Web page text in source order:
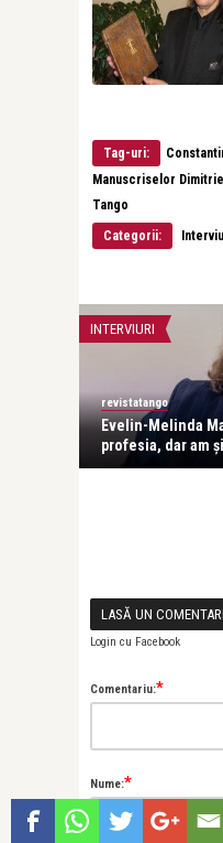
Tag-uri:
Manuscriselor
Tango
Categorii:
INTERVIURI
revistatango
Evelin-Melinda
profesia, dar am
LASĂ UN
Login cu Facebook
Comentariu:*
Nume:*